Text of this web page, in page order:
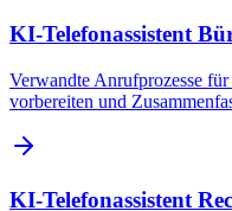
KI-Telefonassistent
Verwandte Anrufprozesse
vorbereiten und
KI-Telefonassistent